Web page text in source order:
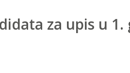
za upis u